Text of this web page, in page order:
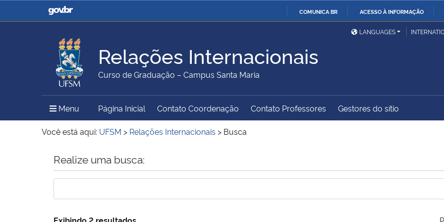
COMUNICA BR ACESSO À INFORMAÇÃO
Casa Civil
Ministério da Justiça e
Ministério da Defesa
Ministério das Relações
Exteriores
Ministério da Agricultura,
Pecuária e Abastecimento
Ministério da Educação Ministério da Cidadania
Ministério do Meio Ambiente Ministério do Turismo
Ministério do
Controladoria-Geral da
LANGUAGES
Relações Internacionais
Curso de Graduação – Campus Santa Maria
Menu Menu Principal do Sítio
Página Inicial Contato Coordenação Contato Professores Gestores do sítio
Você está aqui: UFSM > Relações Internacionais > Busca
Início do conteúdo
Realize uma busca:
Exibindo 2 resultados